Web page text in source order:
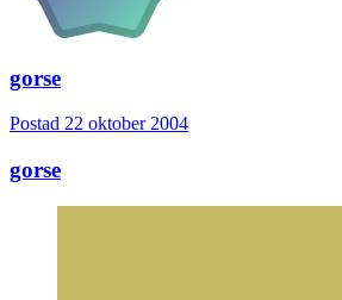
gorse
Postad 22 oktober 2004
gorse